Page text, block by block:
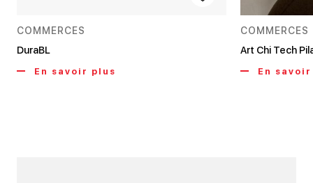
COMMERCES
DuraBL
En savoir plus
COMMERCES
Art Chi Tech
En